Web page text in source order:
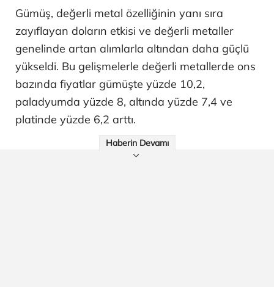
Gümüş, değerli metal özelliğinin yanı sıra
zayıflayan doların etkisi ve değerli metaller
genelinde artan alımlarla altından daha güçlü
yükseldi. Bu gelişmelerle değerli metallerde ons
bazında fiyatlar gümüşte yüzde 10,2,
paladyumda yüzde 8, altında yüzde 7,4 ve
platinde yüzde 6,2 arttı.
Haberin Devamı